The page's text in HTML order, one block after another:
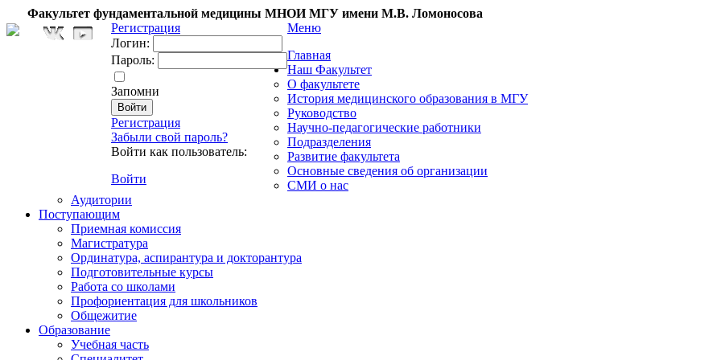
Факультет фундаментальной медицины МНОИ МГУ имени М.В. Ломоносова
Регистрация
Логин:
Пароль:
Запомни
Регистрация
Забыли свой пароль?
Войти как пользователь:
Войти
Меню
Главная
Наш Факультет
О факультете
История медицинского образования в МГУ
Руководство
Научно-педагогические работники
Подразделения
Развитие факультета
Основные сведения об организации
СМИ о нас
Аудитории
Поступающим
Приемная комиссия
Магистратура
Ординатура, аспирантура и докторантура
Подготовительные курсы
Работа со школами
Профориентация для школьников
Общежитие
Образование
Учебная часть